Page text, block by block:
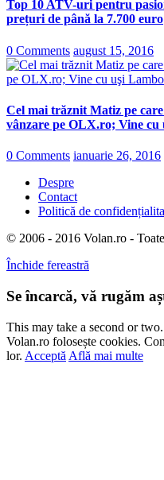
Top 10 ATV-uri pentru
prețuri de până la 7.700 euro
0 Comments august 15, 2016
Cel mai trăznit Matiz pe
vânzare pe OLX.ro; Vine cu
0 Comments ianuarie 26, 2016
Despre
Contact
Politică de
© 2006 - 2016 Volan.ro -
Închide fereastră
Se încarcă, vă rugăm
This may take a second or two.
Volan.ro folosește cookies.
lor. Acceptă Află mai multe